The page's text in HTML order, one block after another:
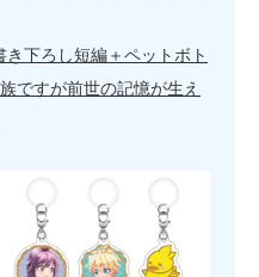
き下ろし短編＋ペットボト
ですが前世の記憶が生え